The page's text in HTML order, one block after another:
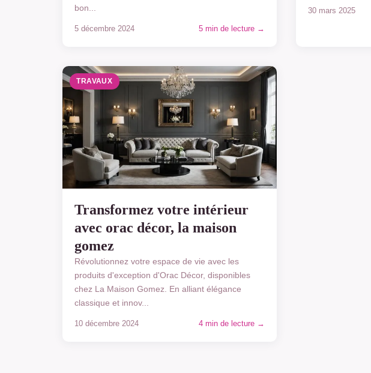
bon...
5 décembre 2024 5 min de lecture →
30 mars 2025
TRAVAUX
Transformez votre intérieur
avec orac décor, la maison
gomez
Révolutionnez votre espace de vie avec les
produits d'exception d'Orac Décor, disponibles
chez La Maison Gomez. En alliant élégance
classique et innov...
10 décembre 2024 4 min de lecture →